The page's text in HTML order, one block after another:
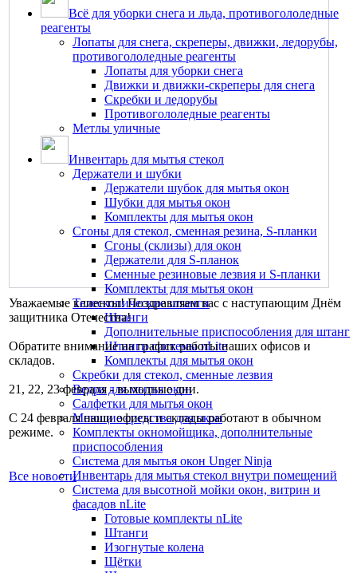
Всё для уборки снега и льда, противогололедные
реагенты
Лопаты для снега, скреперы, движки, ледорубы,
противогололедные реагенты
Лопаты для уборки снега
Движки и движки-скреперы для снега
Скребки и ледорубы
Противогололедные реагенты
Метлы уличные
Инвентарь для мытья стекол
Держатели и шубки
Держатели шубок для мытья окон
Шубки для мытья окон
Комплекты для мытья окон
Сгоны для стекол, сменная резина, S-планки
Сгоны (склизы) для окон
Держатели для S-планок
Сменные резиновые лезвия и S-планки
Комплекты для мытья окон
Телескопические штанги
Штанги
Дополнительные приспособления для штанг
Штанги системы nLite
Комплекты для мытья окон
Скребки для стекол, сменные лезвия
Ведра для мытья окон
Салфетки для мытья окон
Моющие средства для окон
Комплекты окномойщика, дополнительные
приспособления
Система для мытья окон Unger Ninja
Инвентарь для мытья стекол внутри помещений
Система для высотной мойки окон, витрин и
фасадов nLite
Готовые комплекты nLite
Штанги
Изогнутые колена
Щётки
Уважаемые клиенты! Поздравляем вас с наступающим Днём
защитника Отечества!
Обратите внимание на график работы наших офисов и
складов.
21, 22, 23 февраля - выходные дни.
С 24 февраля наши офисы и склады работают в обычном
режиме.
Все новости